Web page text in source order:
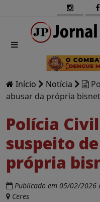
Início Notícia
abusar da própria
Polícia
suspeito
própria
Publicado em 05/02/2026
Ceres